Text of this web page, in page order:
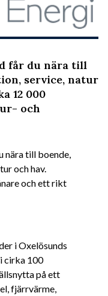
får du nära till
service, natur
12 000
och
nära till boende,
och hav.
och ett rikt
i Oxelösunds
cirka 100
på ett
fjärrvärme,